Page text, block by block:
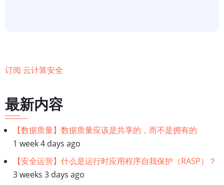
计
-
Nitro
系
统
下
文
订阅 云计算安全
最新内容
【数据质量】数据质量应该是共享的，而不是拥有的
1 week 4 days ago
【安全运营】什么是运行时应用程序自我保护（RASP）？
3 weeks 3 days ago